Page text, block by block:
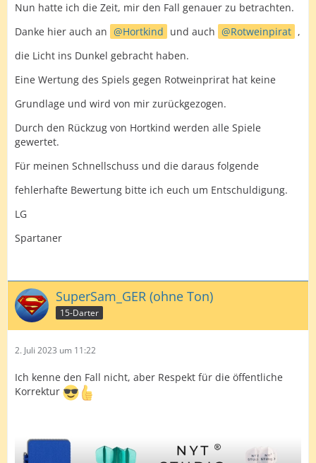
Das Spiel ist 2x kurz vorher abgesagt worden von dir.
Hortkind hat die Liga verlassen. Eine Wertung des Spiels
regelkonform.
Natürlich ist es wichtiger, mit seinem Kind ins
Krankenhaus zu fahren.
Dann müsste die Wertung gegen dich untergeordnet
Ist sie aber offensichtlich nicht. Für mich
unverständlich.
Es ist in solchen SItuationen immer schwierig einen
Kompromiss
Denn eine Lösung gibt es in einem Fall wie euren
nicht!
Nun hatte ich die Zeit, mir den Fall genauer zu betrachten.
Danke hier auch an
Hortkind und auch Rotweinpirat ,
die Licht ins Dunkel gebracht haben.
Eine Wertung des Spiels gegen Rotweinprirat hat keine
Grundlage und wird von mir zurückgezogen.
Durch den Rückzug von Hortkind werden alle Spiele
gewertet.
Für meinen Schnellschuss und die daraus folgende
fehlerhafte Bewertung bitte ich euch um Entschuldigung.
LG
Spartaner
SuperSam_GER (ohne Ton)
15-Darter
2. Juli 2023 um 11:22
Ich kenne den Fall nicht, aber Respekt für die öffentliche
Korrektur